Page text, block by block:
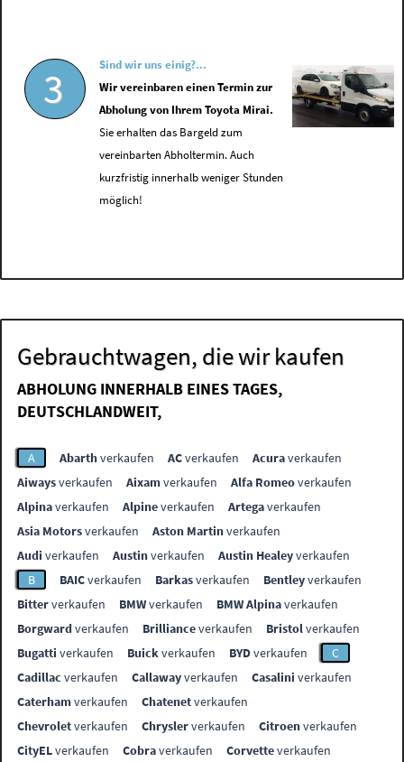
3
Sind wir uns einig?...
Wir vereinbaren einen Termin zur
Abholung von Ihrem Toyota Mirai.
Sie erhalten das Bargeld zum
vereinbarten Abholtermin. Auch
kurzfristig innerhalb weniger Stunden
möglich!
Gebrauchtwagen, die wir kaufen
ABHOLUNG INNERHALB EINES TAGES,
DEUTSCHLANDWEIT,
A Abarthverkaufen ACverkaufen Acuraverkaufen
Aiwaysverkaufen Aixamverkaufen Alfa Romeoverkaufen
Alpinaverkaufen Alpineverkaufen Artegaverkaufen
Asia Motorsverkaufen Aston Martinverkaufen
Audi verkaufen Austinverkaufen Austin Healeyverkaufen
B
BAICverkaufen Barkasverkaufen Bentleyverkaufen
Bitterverkaufen BMWverkaufen BMW Alpinaverkaufen
Borgwardverkaufen Brillianceverkaufen Bristolverkaufen
Bugatti verkaufen Buickverkaufen BYDverkaufen
C
Cadillac verkaufen Callawayverkaufen Casalini verkaufen
Caterhamverkaufen Chatenetverkaufen
Chevroletverkaufen Chryslerverkaufen Citroenverkaufen
CityELverkaufen Cobraverkaufen Corvetteverkaufen